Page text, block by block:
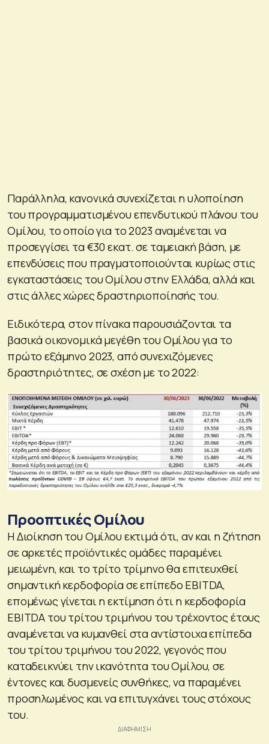
Παράλληλα, κανονικά συνεχίζεται η υλοποίηση
του προγραμματισμένου επενδυτικού πλάνου του
Ομίλου, το οποίο για το 2023 αναμένεται να
προσεγγίσει τα €30 εκατ. σε ταμειακή βάση, με
επενδύσεις που πραγματοποιούνται κυρίως στις
εγκαταστάσεις του Ομίλου στην Ελλάδα, αλλά και
στις άλλες χώρες δραστηριοποίησής του.
Ειδικότερα, στον πίνακα παρουσιάζονται τα
βασικά οικονομικά μεγέθη του Ομίλου για το
πρώτο εξάμηνο 2023, από συνεχιζόμενες
δραστηριότητες, σε σχέση με το 2022:
Προοπτικές Ομίλου
Η Διοίκηση του Ομίλου εκτιμά ότι, αν και η ζήτηση
σε αρκετές προϊόντικές ομάδες παραμένει
μειωμένη, και το τρίτο τρίμηνο θα επιτευχθεί
σημαντική κερδοφορία σε επίπεδο EBITDA,
επομένως γίνεται η εκτίμηση ότι η κερδοφορία
EBITDA του τρίτου τριμήνου του τρέχοντος έτους
αναμένεται να κυμανθεί στα αντίστοιχα επίπεδα
του τρίτου τριμήνου του 2022, γεγονός που
καταδεικνύει την ικανότητα του Ομίλου, σε
έντονες και δυσμενείς συνθήκες, να παραμένει
προσηλωμένος και να επιτυγχάνει τους στόχους
του.